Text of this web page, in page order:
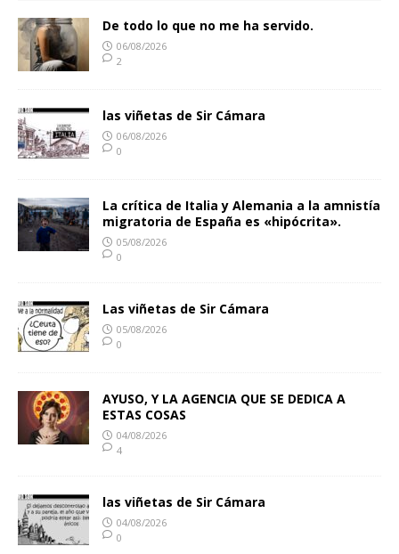
De todo lo que no me ha servido.
06/08/2026
2
las viñetas de Sir Cámara
06/08/2026
0
La crítica de Italia y Alemania a la amnistía
migratoria de España es «hipócrita».
05/08/2026
0
Las viñetas de Sir Cámara
05/08/2026
0
AYUSO, Y LA AGENCIA QUE SE DEDICA A
ESTAS COSAS
04/08/2026
4
las viñetas de Sir Cámara
04/08/2026
0